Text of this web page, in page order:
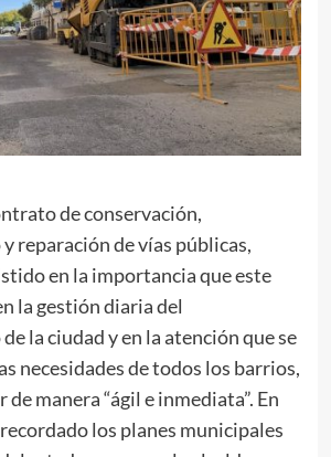
de conservación,
reparación de vías públicas,
en la importancia que este
la gestión diaria del
la ciudad y en la atención que se
necesidades de todos los barrios,
manera “ágil e inmediata”. En
los planes municipales